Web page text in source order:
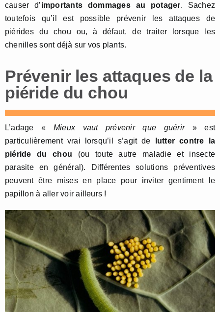
causer d’importants dommages au potager. Sachez
toutefois qu’il est possible prévenir les attaques de
piérides du chou ou, à défaut, de traiter lorsque les
chenilles sont déjà sur vos plants.
Prévenir les attaques de la
piéride du chou
L’adage « Mieux vaut prévenir que guérir» est
particulièrement vrai lorsqu’il s’agit de
lutter contre la
piéride du chou (ou toute autre maladie et insecte
parasite en général). Différentes solutions préventives
peuvent être mises en place pour inviter gentiment le
papillon à aller voir ailleurs !